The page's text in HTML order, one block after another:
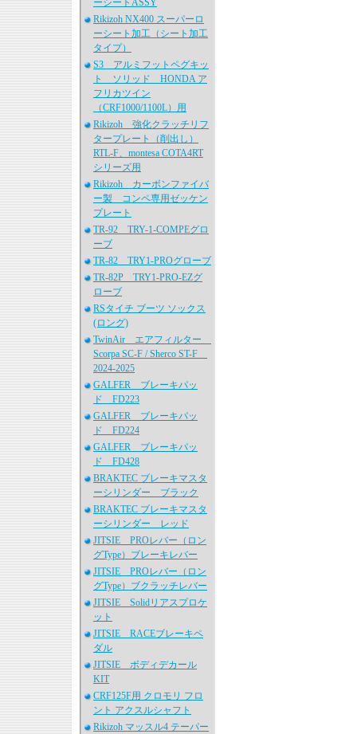
ーシートASSY
Rikizoh NX400 スーパーロ
ーシート加工（シート加工
タイプ）
S3 アルミフットペグキッ
ト ソリッド HONDA ア
フリカツイン
（CRF1000/1100L）用
Rikizoh 強化クラッチリフ
タープレート（削出し）
RTL-F、montesa COTA4RT
シリーズ用
Rikizoh カーボンファイバ
ー製 コンペ専用ゼッケン
プレート
TR-92 TRY-1-COMPEグロ
ーブ
TR-82 TRY1-PROグローブ
TR-82P TRY1-PRO-EZグ
ローブ
RSタイチ ブーツ ソックス
(ロング)
TwinAir エアフィルター
Scorpa SC-F / Sherco ST-F
2024-2025
GALFER ブレーキパッ
ド FD223
GALFER ブレーキパッ
ド FD224
GALFER ブレーキパッ
ド FD428
BRAKTEC ブレーキマスタ
ーシリンダー ブラック
BRAKTEC ブレーキマスタ
ーシリンダー レッド
JITSIE PROレバー（ロン
グType）ブレーキレバー
JITSIE PROレバー（ロン
グType）ブクラッチレバー
JITSIE Solidリアスプロケ
ット
JITSIE RACEブレーキペ
ダル
JITSIE ボディデカール
KIT
CRF125F用 クロモリ フロ
ント アクスルシャフト
Rikizoh マッスル4 テーパー